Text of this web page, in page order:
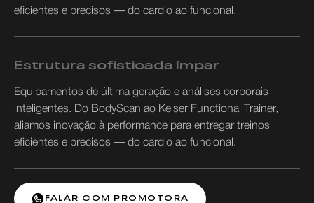
eficientes e precisos — do cardio ao funcional.
Estrutura sofisticada ímpar
Equipamentos de última geração e análises corporais
inteligentes. Do BodyScan ao Keiser Functional Trainer,
aliamos inovação à performance para entregar treinos
eficientes e precisos — do cardio ao funcional.
FALAR COM PROMOTORA